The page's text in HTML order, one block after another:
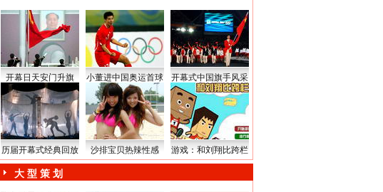
开幕日天安门升旗 小董进中国奥运首球 开幕式中国旗手风采
历届开幕式经典回放 沙排宝贝热辣性感 游戏：和刘翔比跨栏
大 型 策 划